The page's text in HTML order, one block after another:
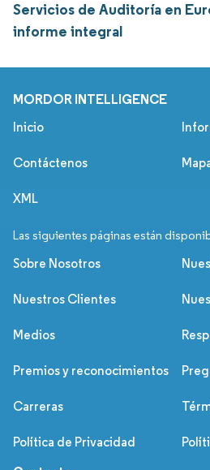
Servicios de Auditoría en
informe integral
MORDOR INTELLIGENCE
Inicio
Contáctenos
XML
Las siguientes páginas están
Sobre Nosotros
Nuestros Clientes
Medios
Premios y reconocimientos
Carreras
Política de Privacidad